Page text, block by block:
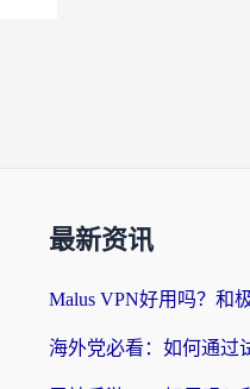
最新资讯